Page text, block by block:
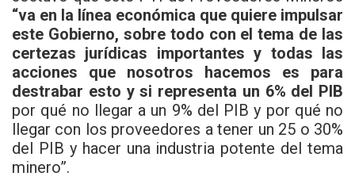
“va en la línea económica que quiere impulsar
este Gobierno, sobre todo con el tema de las
certezas jurídicas importantes y todas las
acciones que nosotros hacemos es para
destrabar esto y si representa un 6% del PIB
por qué no llegar a un 9% del PIB y por qué no
llegar con los proveedores a tener un 25 o 30%
del PIB y hacer una industria potente del tema
minero”.